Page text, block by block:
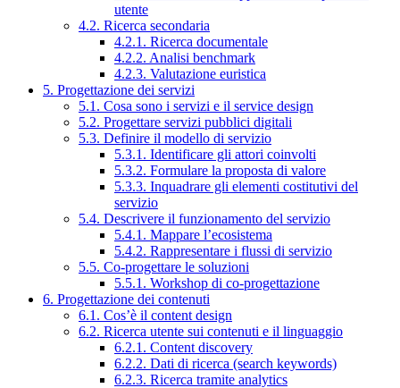
utente
4.2. Ricerca secondaria
4.2.1. Ricerca documentale
4.2.2. Analisi benchmark
4.2.3. Valutazione euristica
5. Progettazione dei servizi
5.1. Cosa sono i servizi e il service design
5.2. Progettare servizi pubblici digitali
5.3. Definire il modello di servizio
5.3.1. Identificare gli attori coinvolti
5.3.2. Formulare la proposta di valore
5.3.3. Inquadrare gli elementi costitutivi del
servizio
5.4. Descrivere il funzionamento del servizio
5.4.1. Mappare l’ecosistema
5.4.2. Rappresentare i flussi di servizio
5.5. Co-progettare le soluzioni
5.5.1. Workshop di co-progettazione
6. Progettazione dei contenuti
6.1. Cos’è il content design
6.2. Ricerca utente sui contenuti e il linguaggio
6.2.1. Content discovery
6.2.2. Dati di ricerca (search keywords)
6.2.3. Ricerca tramite analytics